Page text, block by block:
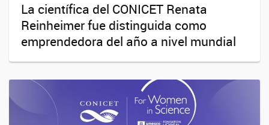
La científica del CONICET Renata
Reinheimer fue distinguida como
emprendedora del año a nivel mundial